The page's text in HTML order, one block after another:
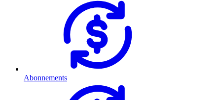
Abonnements